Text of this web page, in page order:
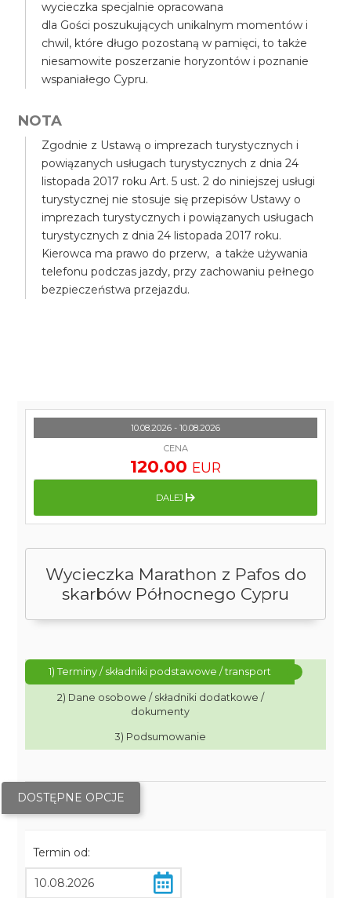
wycieczka specjalnie opracowana
dla Gości poszukujących unikalnym momentów i
chwil, które długo pozostaną w pamięci, to także
niesamowite poszerzanie horyzontów i poznanie
wspaniałego Cypru.
NOTA
Zgodnie z Ustawą o imprezach turystycznych i
powiązanych usługach turystycznych z dnia 24
listopada 2017 roku Art. 5 ust. 2 do niniejszej usługi
turystycznej nie stosuje się przepisów Ustawy o
imprezach turystycznych i powiązanych usługach
turystycznych z dnia 24 listopada 2017 roku.
Kierowca ma prawo do przerw, a także używania
telefonu podczas jazdy, przy zachowaniu pełnego
bezpieczeństwa przejazdu.
Wycieczka Marathon z Pafos do
skarbów Północnego Cypru
1) Terminy / składniki podstawowe / transport
2) Dane osobowe / składniki dodatkowe /
dokumenty
3) Podsumowanie
DOSTĘPNE OPCJE
Termin od:
10.08.2026 - 10.08.2026
CENA
120.00 EUR
DALEJ